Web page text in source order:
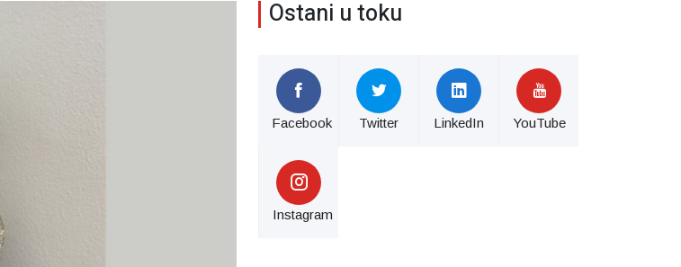
Ostani u toku
Facebook Twitter LinkedIn YouTube
Instagram